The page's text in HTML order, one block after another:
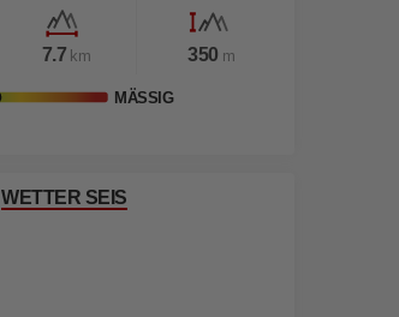
7.7 km 350 m
MÄSSIG
WETTER SEIS